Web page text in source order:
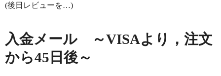
(後日レビューを…)
入金メール ～VISAより，注文
から45日後～